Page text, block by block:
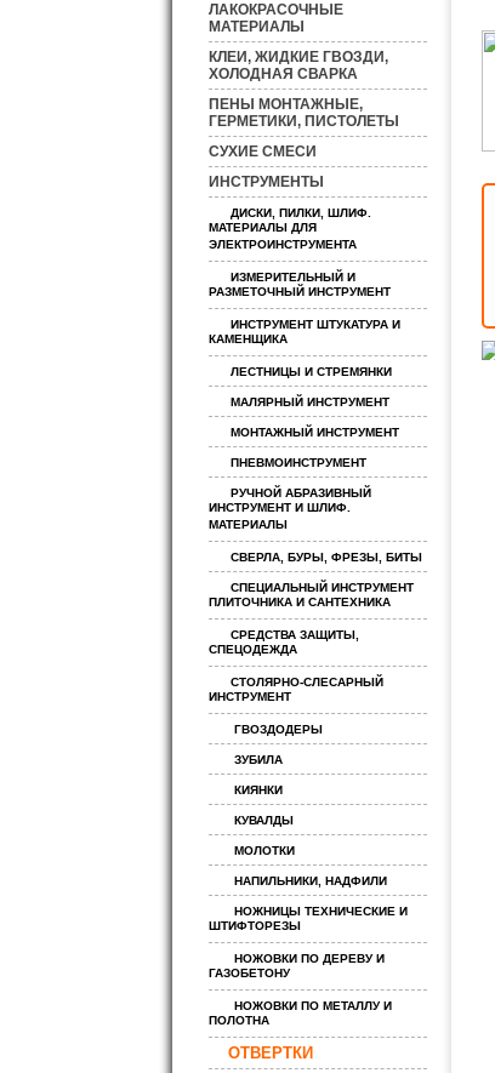
ЛАКОКРАСОЧНЫЕ
МАТЕРИАЛЫ
КЛЕИ, ЖИДКИЕ ГВОЗДИ,
ХОЛОДНАЯ СВАРКА
ПЕНЫ МОНТАЖНЫЕ,
ГЕРМЕТИКИ, ПИСТОЛЕТЫ
СУХИЕ СМЕСИ
ИНСТРУМЕНТЫ
ДИСКИ, ПИЛКИ, ШЛИФ.
МАТЕРИАЛЫ ДЛЯ
ЭЛЕКТРОИНСТРУМЕНТА
ИЗМЕРИТЕЛЬНЫЙ И
РАЗМЕТОЧНЫЙ ИНСТРУМЕНТ
ИНСТРУМЕНТ ШТУКАТУРА И
КАМЕНЩИКА
ЛЕСТНИЦЫ И СТРЕМЯНКИ
МАЛЯРНЫЙ ИНСТРУМЕНТ
МОНТАЖНЫЙ ИНСТРУМЕНТ
ПНЕВМОИНСТРУМЕНТ
РУЧНОЙ АБРАЗИВНЫЙ
ИНСТРУМЕНТ И ШЛИФ.
МАТЕРИАЛЫ
СВЕРЛА, БУРЫ, ФРЕЗЫ, БИТЫ
СПЕЦИАЛЬНЫЙ ИНСТРУМЕНТ
ПЛИТОЧНИКА И САНТЕХНИКА
СРЕДСТВА ЗАЩИТЫ,
СПЕЦОДЕЖДА
СТОЛЯРНО-СЛЕСАРНЫЙ
ИНСТРУМЕНТ
ГВОЗДОДЕРЫ
ЗУБИЛА
КИЯНКИ
КУВАЛДЫ
МОЛОТКИ
НАПИЛЬНИКИ, НАДФИЛИ
НОЖНИЦЫ ТЕХНИЧЕСКИЕ И
ШТИФТОРЕЗЫ
НОЖОВКИ ПО ДЕРЕВУ И
ГАЗОБЕТОНУ
НОЖОВКИ ПО МЕТАЛЛУ И
ПОЛОТНА
ОТВЕРТКИ